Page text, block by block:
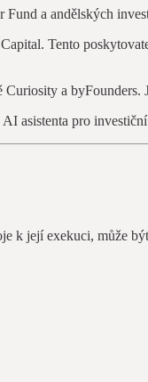
Fund a andělských
Tento
a
asistenta pro
k její exekuci, může